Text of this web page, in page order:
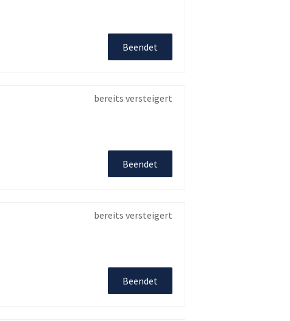
Beendet
bereits versteigert
Beendet
bereits versteigert
Beendet